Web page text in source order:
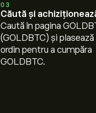
03
Căută și
Caută în pagina
(GOLDBTC) și plasează
ordin pentru a cumpăra
GOLDBTC.